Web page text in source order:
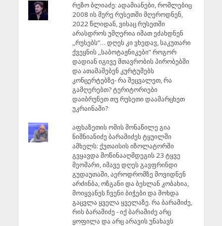
რეზო ბლიაძე: ადამიანები, რომლებიც
2008 ის მერე რუსეთში მღეროდნენ,
2022 წლიდან, ვისაც რუსეთში
არასდროს უმღერია იმათ ეძახდნენ
,,რუსებს”… დღეს კი ვხედავ, საკუთარი
ქვეყნის ,,საბოტაჟნიკები” როგორ
დადიან იგივე მთავრობის პირობებში
და ათამაშებენ კურტუმებს
კონცერტებზე- რა შეცვალეთ, რა
გამღერებთ? ტერიტორიები
დაიბრუნეთ თუ რუსეთი დაამარცხეთ
უკრაინაში?
აფხაზეთის ომის მონაწილე გია
ნიშნიანიძე ბარამიძეს ტყუილში
ამხელს: ქუთაისის იზოლატორში
გვყავდა მოწინააღმდეგის 23 ტყვე
მეომარი, იმავე დღეს გავფრინდი
გუდაუთაში, აეროდრომზე მოვიდნენ
არძინბა, ოზგანი და ბესლან კობახია,
მოიყვანეს ჩვენი ბიჭები და მოხდა
გაცვლა ყველა ყველაზე. რა ბარამიძე,
რის ბარამიძე - იქ ბარამიძე არც
ყოფილა და არც არავის უნახავს